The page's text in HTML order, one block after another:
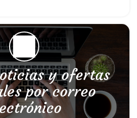
y ofertas
por correo